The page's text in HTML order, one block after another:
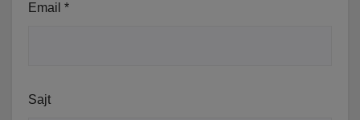
Email *
Sajt